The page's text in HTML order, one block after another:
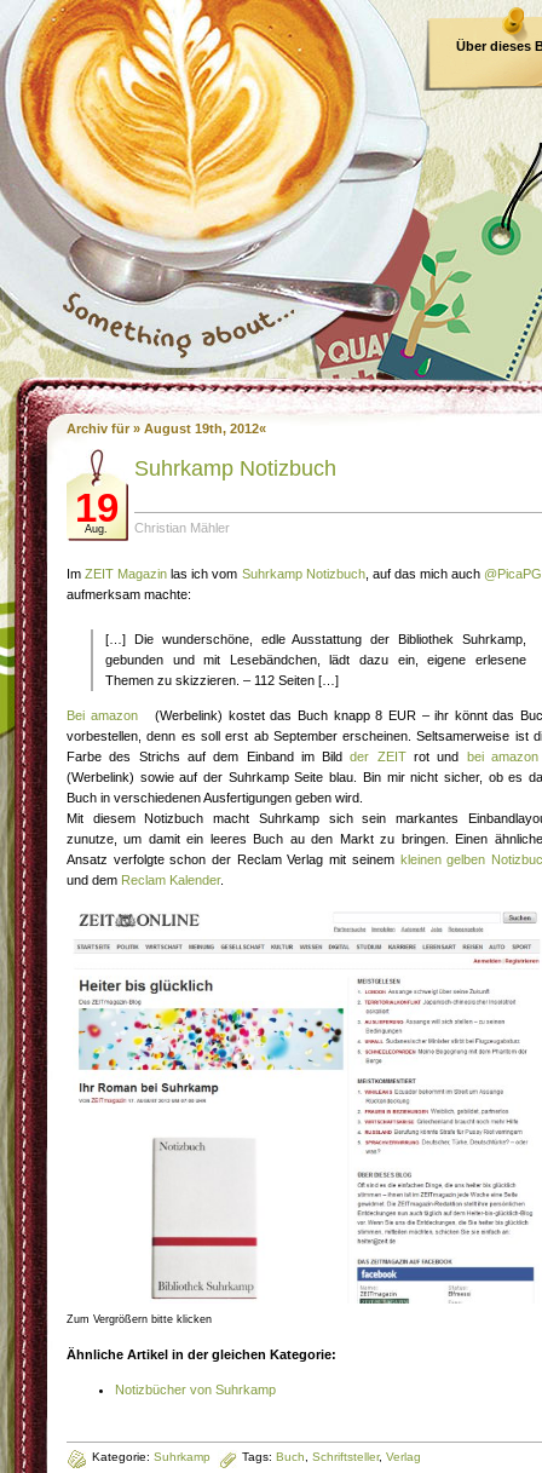
Über dieses
Archiv für » August 19th, 2012«
19
Aug.
Suhrkamp Notizbuch
Christian Mähler
ImZEIT Magazin las ich vom Suhrkamp Notizbuch, auf das mich auch
aufmerksam machte:
[…] Die wunderschöne, edle Ausstattung der Bibliothek Suhrkamp,
gebunden und mit Lesebändchen, lädt dazu ein, eigene erlesene
Themen zu skizzieren. – 112 Seiten […]
Bei amazon
(Werbelink) kostet das Buch knapp 8 EUR – ihr könnt das
vorbestellen, denn es soll erst ab September erscheinen. Seltsamerweise ist
Farbe des Strichs auf dem Einband im Bildder ZEITrot und bei amazon
(Werbelink) sowie auf der Suhrkamp Seite blau. Bin mir nicht sicher, ob es
Buch in verschiedenen Ausfertigungen geben wird.
Mit diesem Notizbuch macht Suhrkamp sich sein markantes
zunutze, um damit ein leeres Buch au den Markt zu bringen. Einen
Ansatz verfolgte schon der Reclam Verlag mit seinem kleinen gelben
und dem Reclam Kalender.
Zum Vergrößern bitte klicken
Ähnliche Artikel in der gleichen Kategorie:
Notizbücher von Suhrkamp
Kategorie: Suhrkamp Tags: Buch Schriftsteller, Verlag